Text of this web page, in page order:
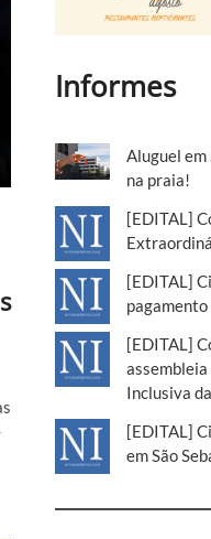
Informes
Aluguel
na praia!
[EDITAL]
[EDITAL]
[EDITAL]
Inclusiva
[EDITAL]
em São